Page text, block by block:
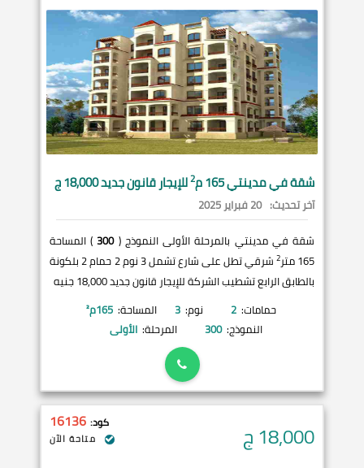
شقة فيمدينتي165 م 2للإيجار قانون جديد 18,000 ج
آخر تحديث: 20 فبراير 2025
شقة في مدينتي بالمرحلة الأولى النموذج (300) المساحة
165 متر
2
شرقي تطل على شارع تشمل 3 نوم 2 حمام 2 بلكونة
بالطابق الرابع تشطيب الشركة للإيجار قانون جديد 18,000 جنيه
حمامات: 2 نوم: 3 المساحة: 165م²
النموذج: 300 المرحلة: الأولى
18,000ج كود: 16136
متاحة الآن